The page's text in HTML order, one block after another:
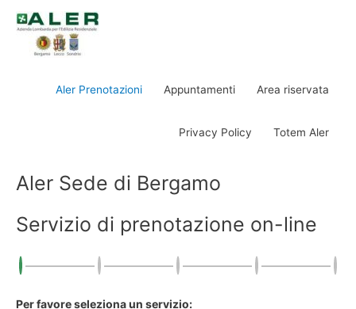
Aler Prenotazioni Appuntamenti Area riservata
Privacy Policy Totem Aler
Aler Sede di Bergamo
Servizio di prenotazione on-line
Per favore seleziona un servizio: